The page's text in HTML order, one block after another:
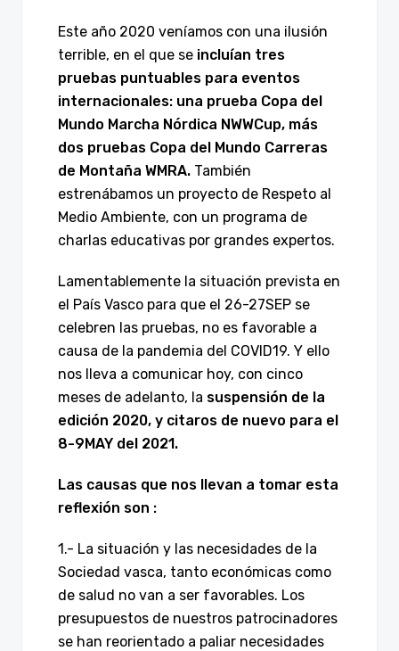
Este año 2020 veníamos con una ilusión
terrible, en el que se incluían tres
pruebas puntuables para eventos
internacionales: una prueba Copa del
Mundo Marcha Nórdica NWWCup, más
dos pruebas Copa del Mundo Carreras
de Montaña WMRA. También
estrenábamos un proyecto de Respeto al
Medio Ambiente, con un programa de
charlas educativas por grandes expertos.
Lamentablemente la situación prevista en
el País Vasco para que el 26-27SEP se
celebren las pruebas, no es favorable a
causa de la pandemia del COVID19. Y ello
nos lleva a comunicar hoy, con cinco
meses de adelanto, la suspensión de la
edición 2020, y citaros de nuevo para el
8-9MAY del 2021.
Las causas que nos llevan a tomar esta
reflexión son :
1.- La situación y las necesidades de la
Sociedad vasca, tanto económicas como
de salud no van a ser favorables. Los
presupuestos de nuestros patrocinadores
se han reorientado a paliar necesidades